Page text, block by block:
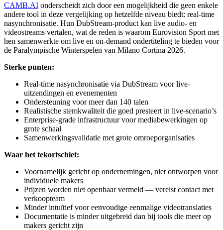
CAMB.AI onderscheidt zich door een mogelijkheid die geen enkele
andere tool in deze vergelijking op hetzelfde niveau biedt: real-time
nasynchronisatie. Hun DubStream-product kan live audio- en
videostreams vertalen, wat de reden is waarom Eurovision Sport met
hen samenwerkte om live en on-demand ondertiteling te bieden voor
de Paralympische Winterspelen van Milano Cortina 2026.
Sterke punten:
Real-time nasynchronisatie via DubStream voor live-
uitzendingen en evenementen
Ondersteuning voor meer dan 140 talen
Realistische stemkwaliteit die goed presteert in live-scenario’s
Enterprise-grade infrastructuur voor mediabewerkingen op
grote schaal
Samenwerkingsvalidatie met grote omroeporganisaties
Waar het tekortschiet:
Voornamelijk gericht op ondernemingen, niet ontworpen voor
individuele makers
Prijzen worden niet openbaar vermeld — vereist contact met
verkoopteam
Minder intuïtief voor eenvoudige eenmalige videotranslaties
Documentatie is minder uitgebreid dan bij tools die meer op
makers gericht zijn